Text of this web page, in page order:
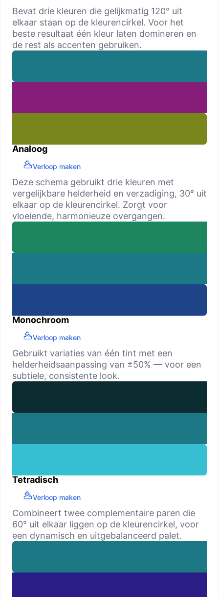
Bevat drie kleuren die gelijkmatig 120° uit
elkaar staan op de kleurencirkel. Voor het
beste resultaat één kleur laten domineren en
de rest als accenten gebruiken.
Analoog
Verloop maken
Deze schema gebruikt drie kleuren met
vergelijkbare helderheid en verzadiging, 30° uit
elkaar op de kleurencirkel. Zorgt voor
vloeiende, harmonieuze overgangen.
Monochroom
Verloop maken
Gebruikt variaties van één tint met een
helderheidsaanpassing van ±50% — voor een
subtiele, consistente look.
Tetradisch
Verloop maken
Combineert twee complementaire paren die
60° uit elkaar liggen op de kleurencirkel, voor
een dynamisch en uitgebalanceerd palet.